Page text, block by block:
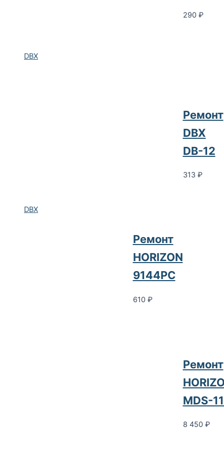
DBX
290 ₽
DBX
Ремонт
DBX
DB-12
313 ₽
Ремонт
HORIZON
9144PC
610 ₽
Ремонт
MDS-
8 450 ₽